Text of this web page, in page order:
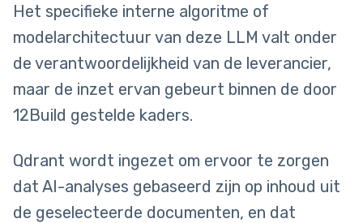
Het specifieke interne algoritme of
modelarchitectuur van deze LLM valt onder
de verantwoordelijkheid van de leverancier,
maar de inzet ervan gebeurt binnen de door
12Build gestelde kaders.
Qdrant wordt ingezet om ervoor te zorgen
dat AI-analyses gebaseerd zijn op inhoud uit
de geselecteerde documenten, en dat